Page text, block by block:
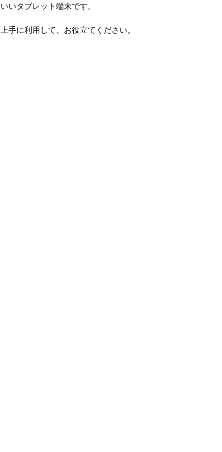
いいタブレット端末です。
上手に利用して、お役立てください。